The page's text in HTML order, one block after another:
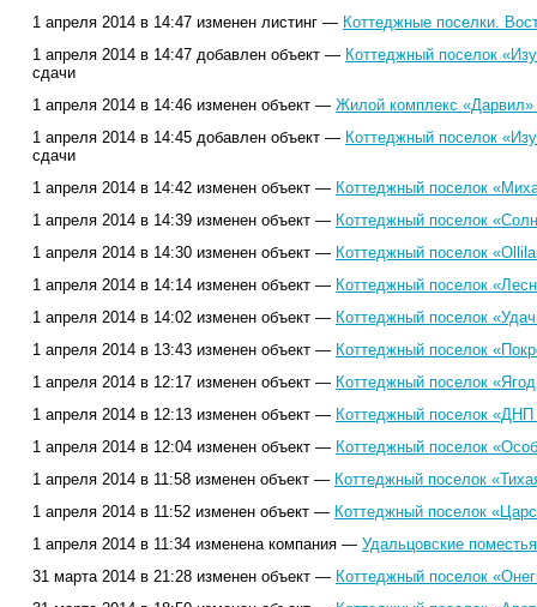
1 апреля 2014 в 14:47 изменен листинг — Коттеджные поселки.
1 апреля 2014 в 14:47 добавлен объект — Коттеджный поселок
сдачи
1 апреля 2014 в 14:46 изменен объект — Жилой комплекс
1 апреля 2014 в 14:45 добавлен объект — Коттеджный поселок
сдачи
1 апреля 2014 в 14:42 изменен объект — Коттеджный поселок
1 апреля 2014 в 14:39 изменен объект — Коттеджный поселок
1 апреля 2014 в 14:30 изменен объект — Коттеджный поселок
1 апреля 2014 в 14:14 изменен объект — Коттеджный поселок
1 апреля 2014 в 14:02 изменен объект — Коттеджный поселок
1 апреля 2014 в 13:43 изменен объект — Коттеджный поселок
1 апреля 2014 в 12:17 изменен объект — Коттеджный поселок
1 апреля 2014 в 12:13 изменен объект — Коттеджный поселок
1 апреля 2014 в 12:04 изменен объект — Коттеджный поселок
1 апреля 2014 в 11:58 изменен объект — Коттеджный поселок
1 апреля 2014 в 11:52 изменен объект — Коттеджный поселок
1 апреля 2014 в 11:34 изменена компания — Удальцовские
31 марта 2014 в 21:28 изменен объект — Коттеджный поселок